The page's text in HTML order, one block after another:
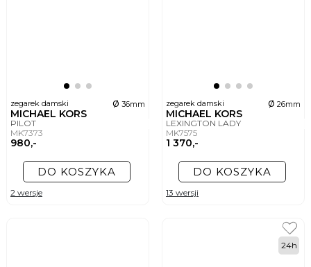
zegarek damski ø 36mm
MICHAEL KORS
PILOT
MK7373
980,-
DO KOSZYKA
2 wersje
zegarek damski ø 26mm
MICHAEL KORS
LEXINGTON LADY
MK7575
1 370,-
DO KOSZYKA
13 wersji
24h